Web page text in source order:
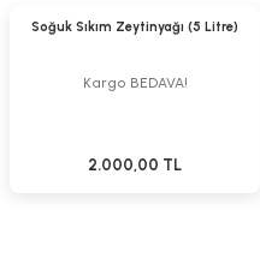
Soğuk Sıkım Zeytinyağı (5 Litre)
Kargo BEDAVA!
2.000,00 TL